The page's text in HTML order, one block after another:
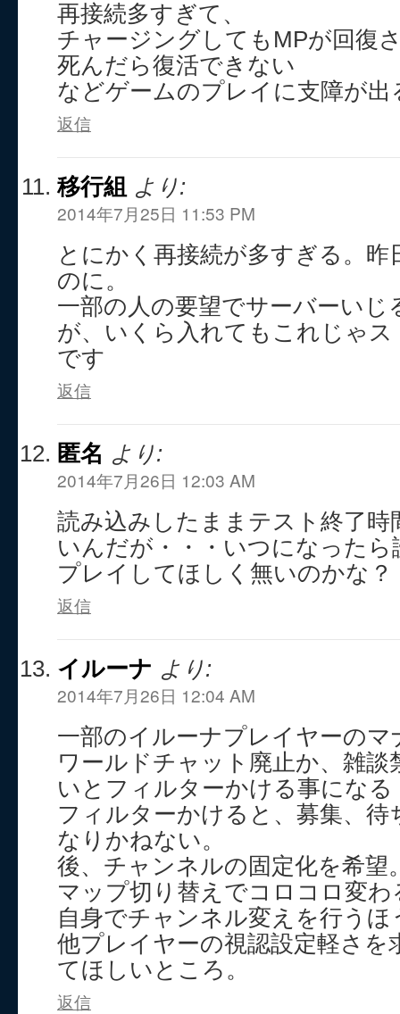
再接続多すぎて、
チャージングしてもMPが回復
死んだら復活できない
などゲームのプレイに支障が出
返信
移行組 より:
2014年7月25日 11:53 PM
とにかく再接続が多すぎる。
のに。
一部の人の要望でサーバーいじ
が、いくら入れてもこれじゃ
です
返信
匿名 より:
2014年7月26日 12:03 AM
読み込みしたままテスト終了
いんだが・・・いつになった
プレイしてほしく無いのかな？
返信
イルーナ より:
2014年7月26日 12:04 AM
一部のイルーナプレイヤーの
ワールドチャット廃止か、雑
いとフィルターかける事になる
フィルターかけると、募集、待
なりかねない。
後、チャンネルの固定化を希望
マップ切り替えでコロコロ変
自身でチャンネル変えを行う
他プレイヤーの視認設定軽さを
てほしいところ。
返信